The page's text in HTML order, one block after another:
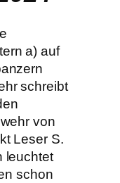
a) auf
schreibt
von
Leser S.
leuchtet
schon